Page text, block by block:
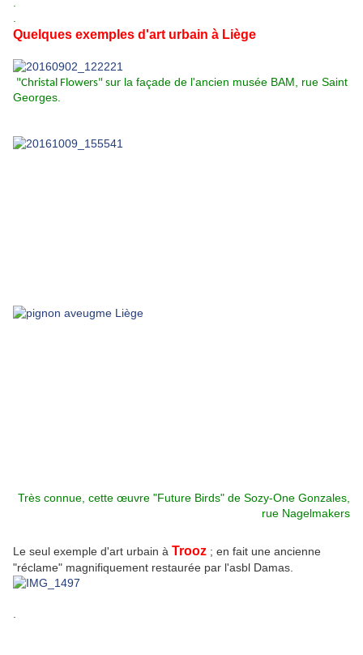
Quelques exemples d'art urbain à Liège
"Christal Flowers" sur la façade de l'ancien musée BAM, rue Saint
Georges.
Très connue, cette œuvre "Future Birds" de Sozy-One Gonzales,
rue Nagelmakers
Le seul exemple d'art urbain à Trooz ; en fait une ancienne
"réclame" magnifiquement restaurée par l'asbl Damas.